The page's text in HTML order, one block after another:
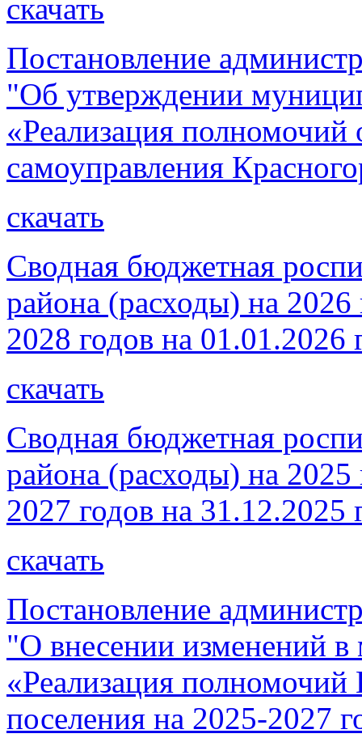
скачать
Постановление
"Об утверждении
«Реализация полномочий
самоуправления
скачать
Сводная бюджетная
района (расходы) на
2028 годов на 01.01.2026
скачать
Сводная бюджетная
района (расходы) на
2027 годов на 31.12.2025
скачать
Постановление
"О внесении изменений
«Реализация полномочий
поселения на 2025-2027